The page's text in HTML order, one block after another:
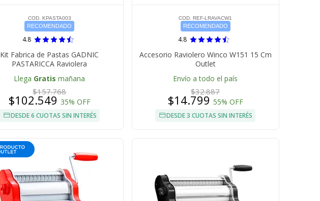
COD. KPASTA003
RECOMENDADO
4.8
Kit Fabrica de Pastas GADNIC
PASTARICCA Raviolera
Llega Gratis mañana
$157.768
$102.549 35% OFF
DESDE 6 CUOTAS SIN INTERÉS
COD. REF-LRAVACW1
RECOMENDADO
4.8
Accesorio Raviolero Winco W151 15 Cm
Outlet
Envío a todo el país
$32.887
$14.799 55% OFF
DESDE 3 CUOTAS SIN INTERÉS